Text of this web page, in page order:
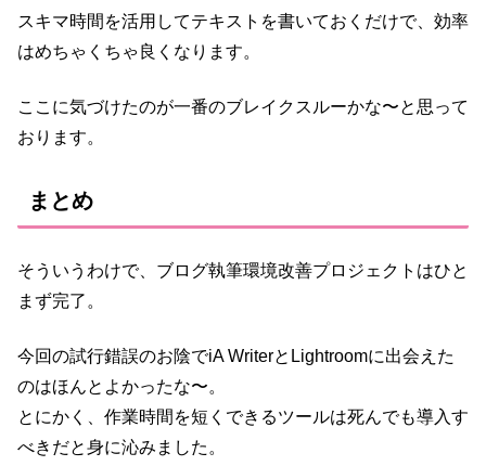
スキマ時間を活用してテキストを書いておくだけで、効率
はめちゃくちゃ良くなります。
ここに気づけたのが一番のブレイクスルーかな〜と思って
おります。
まとめ
そういうわけで、ブログ執筆環境改善プロジェクトはひと
まず完了。
今回の試行錯誤のお陰でiA WriterとLightroomに出会えた
のはほんとよかったな〜。
とにかく、作業時間を短くできるツールは死んでも導入す
べきだと身に沁みました。